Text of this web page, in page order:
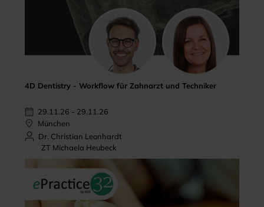
4D Dentistry - Workflow für Zahnarzt und Techniker
29.11.26 - 29.11.26
München
Dr. Christian Leonhardt
ZT Michaela Heubeck